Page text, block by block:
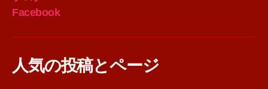
Facebook
人気の投稿とページ